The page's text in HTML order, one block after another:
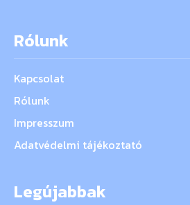
Rólunk
Kapcsolat
Rólunk
Impresszum
Adatvédelmi tájékoztató
Legújabbak